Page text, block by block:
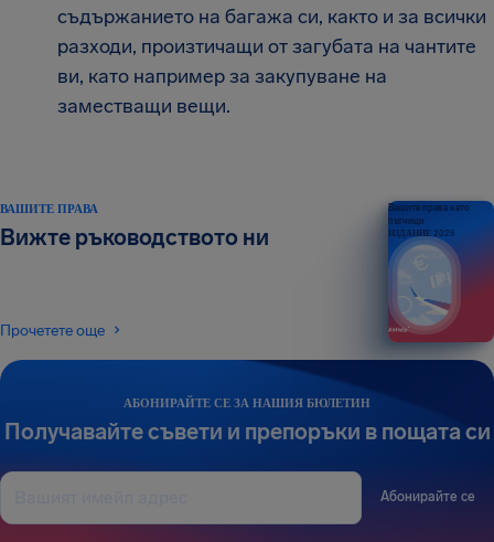
съдържанието на багажа си, както и за всички
разходи, произтичащи от загубата на чантите
ви, като например за закупуване на
заместващи вещи.
АБОНИРАЙТЕ СЕ ЗА НАШИЯ БЮЛЕТИН
Получавайте съвети и препоръки в пощата си
Абонирайте се
ВАШИТЕ ПРАВА
Вижте ръководството ни
Прочетете още
Вашите права като
пътници
ИЗДАНИЕ 2026